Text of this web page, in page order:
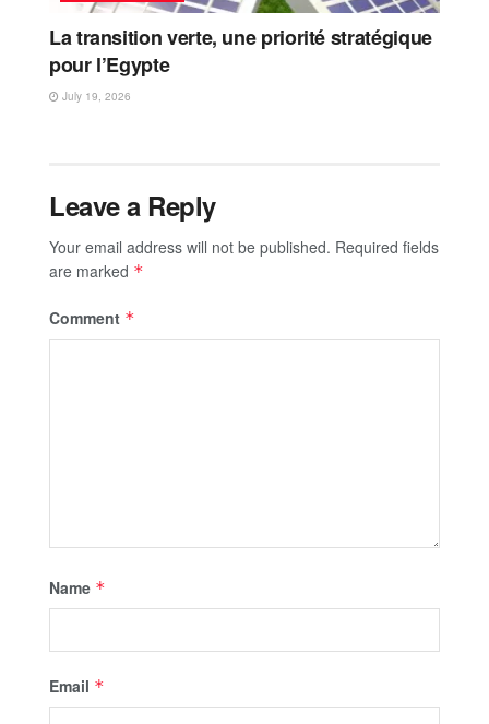
La transition verte, une priorité stratégique
pour l’Egypte
July 19, 2026
Leave a Reply
Your email address will not be published. Required fields
are marked *
Comment *
Name *
Email *